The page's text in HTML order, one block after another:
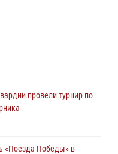
провели турнир по
«Поезда Победы» в